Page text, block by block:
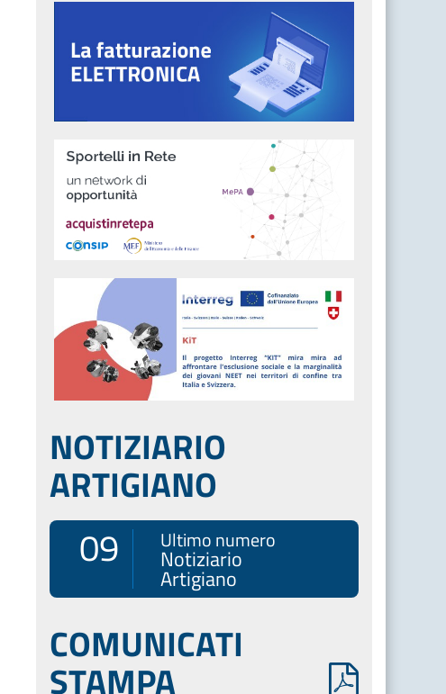
NOTIZIARIO
ARTIGIANO
09 Ultimo numero
Notiziario
Artigiano
COMUNICATI
STAMPA